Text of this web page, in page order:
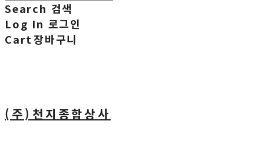
Search 검색
Log In 로그인
Cart장바구니
(주)천지종합상사